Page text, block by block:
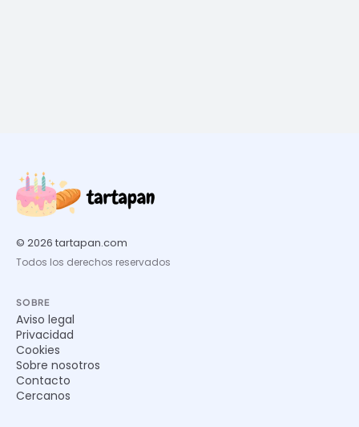
© 2026 tartapan.com
Todos los derechos reservados
SOBRE
Aviso legal
Privacidad
Cookies
Sobre nosotros
Contacto
Cercanos